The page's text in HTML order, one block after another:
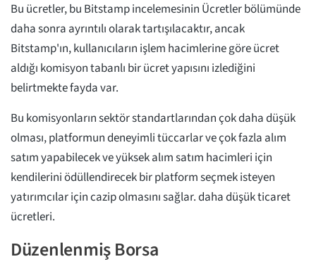
Bu ücretler, bu Bitstamp incelemesinin Ücretler bölümünde
daha sonra ayrıntılı olarak tartışılacaktır, ancak
Bitstamp'ın, kullanıcıların işlem hacimlerine göre ücret
aldığı komisyon tabanlı bir ücret yapısını izlediğini
belirtmekte fayda var.
Bu komisyonların sektör standartlarından çok daha düşük
olması, platformun deneyimli tüccarlar ve çok fazla alım
satım yapabilecek ve yüksek alım satım hacimleri için
kendilerini ödüllendirecek bir platform seçmek isteyen
yatırımcılar için cazip olmasını sağlar. daha düşük ticaret
ücretleri.
Düzenlenmiş Borsa